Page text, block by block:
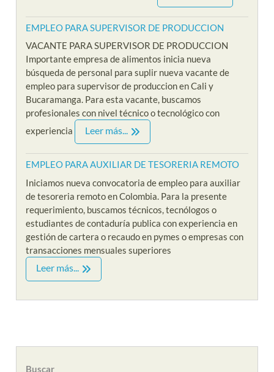
EMPLEO PARA SUPERVISOR DE PRODUCCION
VACANTE PARA SUPERVISOR DE PRODUCCION
Importante empresa de alimentos inicia nueva
búsqueda de personal para suplir nueva vacante de
empleo para supervisor de produccion en Cali y
Bucaramanga. Para esta vacante, buscamos
profesionales con nivel técnico o tecnológico con
experiencia
Leer más...
EMPLEO PARA AUXILIAR DE TESORERIA REMOTO
Iniciamos nueva convocatoria de empleo para auxiliar
de tesoreria remoto en Colombia. Para la presente
requerimiento, buscamos técnicos, tecnólogos o
estudiantes de contaduría publica con experiencia en
gestión de cartera o recaudo en pymes o empresas con
transacciones mensuales superiores
Leer más...
Buscar